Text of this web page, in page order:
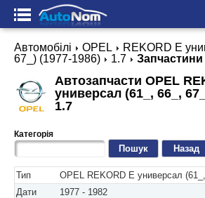
Автомобілі OPEL
REKORD E
67_) (1977-1986)
1.7 Запчастини
Автозапчасти OPEL
универсал (61_, 66_,
1.7
Категорія
Назад
Тип
OPEL REKORD E универсал
Дати
1977 - 1982